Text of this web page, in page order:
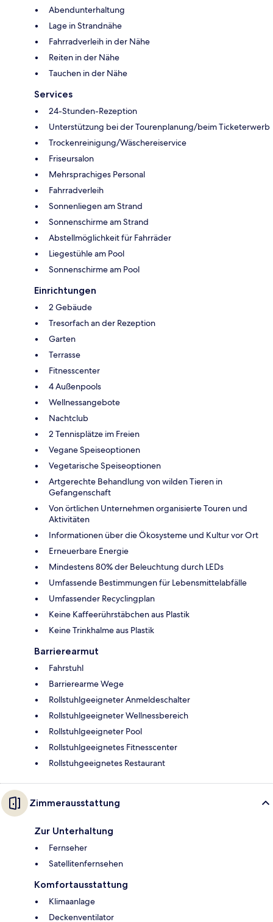
Abendunterhaltung
Lage in Strandnähe
Fahrradverleih in der Nähe
Reiten in der Nähe
Tauchen in der Nähe
Services
24-Stunden-Rezeption
Unterstützung bei der Tourenplanung/beim Ticketerwerb
Trockenreinigung/Wäschereiservice
Friseursalon
Mehrsprachiges Personal
Fahrradverleih
Sonnenliegen am Strand
Sonnenschirme am Strand
Abstellmöglichkeit für Fahrräder
Liegestühle am Pool
Sonnenschirme am Pool
Einrichtungen
2 Gebäude
Tresorfach an der Rezeption
Garten
Terrasse
Fitnesscenter
4 Außenpools
Wellnessangebote
Nachtclub
2 Tennisplätze im Freien
Vegane Speiseoptionen
Vegetarische Speiseoptionen
Artgerechte Behandlung von wilden Tieren in
Gefangenschaft
Von örtlichen Unternehmen organisierte Touren und
Aktivitäten
Informationen über die Ökosysteme und Kultur vor Ort
Erneuerbare Energie
Mindestens 80% der Beleuchtung durch LEDs
Umfassende Bestimmungen für Lebensmittelabfälle
Umfassender Recyclingplan
Keine Kaffeerührstäbchen aus Plastik
Keine Trinkhalme aus Plastik
Barrierearmut
Fahrstuhl
Barrierearme Wege
Rollstuhlgeeigneter Anmeldeschalter
Rollstuhlgeeigneter Wellnessbereich
Rollstuhlgeeigneter Pool
Rollstuhlgeeignetes Fitnesscenter
Rollstuhgeeignetes Restaurant
Zimmerausstattung
Zur Unterhaltung
Fernseher
Satellitenfernsehen
Komfortausstattung
Klimaanlage
Deckenventilator